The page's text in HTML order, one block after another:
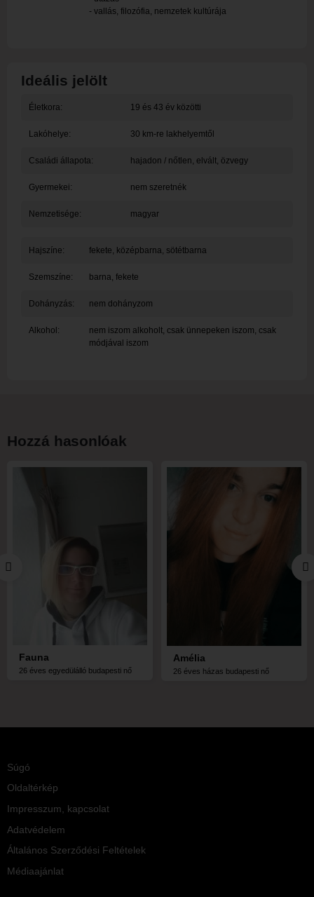
- vallás, filozófia, nemzetek kultúrája
Ideális jelölt
Életkora: 19 és 43 év közötti
Lakóhelye: 30 km-re lakhelyemtől
Családi állapota: hajadon / nőtlen, elvált, özvegy
Gyermekei: nem szeretnék
Nemzetisége: magyar
Hajszíne: fekete, középbarna, sötétbarna
Szemszíne: barna, fekete
Dohányzás: nem dohányzom
Alkohol:
nem iszom alkoholt, csak ünnepeken iszom, csak
módjával iszom
Hozzá hasonlóak
Fauna
26 éves egyedülálló budapesti nő
Amélia
26 éves házas budapesti nő
Súgó
Oldaltérkép
Impresszum, kapcsolat
Adatvédelem
Általános Szerződési Feltételek
Médiaajánlat